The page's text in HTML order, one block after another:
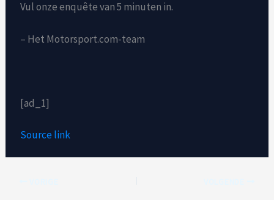
Vul onze enquête van 5 minuten in.
– Het Motorsport.com-team
[ad_1]
Source link